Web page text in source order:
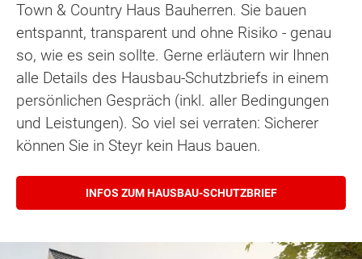
Town & Country Haus Bauherren. Sie bauen
entspannt, transparent und ohne Risiko - genau
so, wie es sein sollte. Gerne erläutern wir Ihnen
alle Details des Hausbau-Schutzbriefs in einem
persönlichen Gespräch (inkl. aller Bedingungen
und Leistungen). So viel sei verraten: Sicherer
können Sie in Steyr kein Haus bauen.
INFOS ZUM HAUSBAU-SCHUTZBRIEF